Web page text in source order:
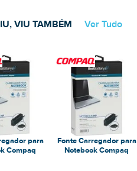
Ver Tudo
VIU TAMBÉM
para
Compaq
Fonte Carregador para
Notebook Compaq